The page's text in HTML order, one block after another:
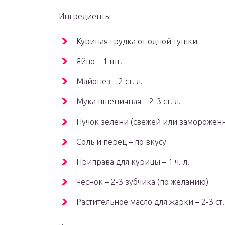
Ингредиенты
Куриная грудка от одной тушки
Яйцо – 1 шт.
Майонез – 2 ст. л.
Мука пшеничная – 2-3 ст. л.
Пучок зелени (свежей или
Соль и перец – по вкусу
Приправа для курицы – 1 ч. л.
Чеснок – 2-3 зубчика (по желанию)
Растительное масло для жарки – 2-3